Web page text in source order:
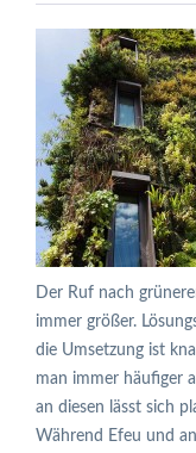
Der Ruf nach
immer größer.
die Umsetzung ist
man immer häufiger
an diesen lässt sich
Während Efeu und